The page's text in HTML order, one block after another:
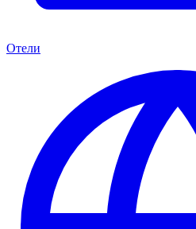
Отели